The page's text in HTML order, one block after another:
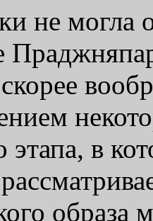
не могла
этапа, в
образа